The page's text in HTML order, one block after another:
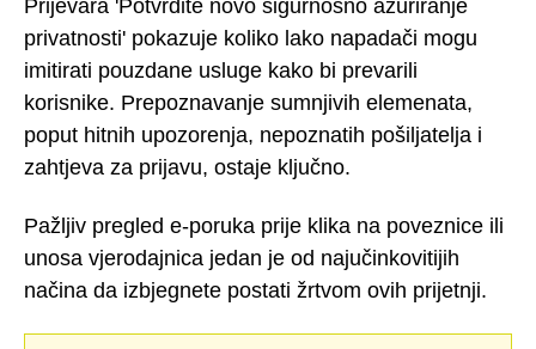
Prijevara 'Potvrdite novo sigurnosno ažuriranje
privatnosti' pokazuje koliko lako napadači mogu
imitirati pouzdane usluge kako bi prevarili
korisnike. Prepoznavanje sumnjivih elemenata,
poput hitnih upozorenja, nepoznatih pošiljatelja i
zahtjeva za prijavu, ostaje ključno.
Pažljiv pregled e-poruka prije klika na poveznice ili
unosa vjerodajnica jedan je od najučinkovitijih
načina da izbjegnete postati žrtvom ovih prijetnji.